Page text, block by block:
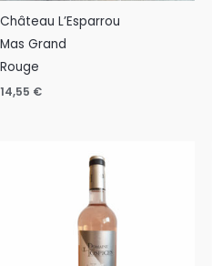
Château L’Esparrou
Mas Grand
Rouge
14,55 €